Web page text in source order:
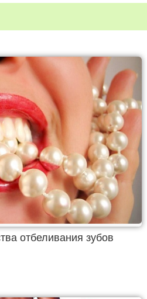
отбеливания зубов